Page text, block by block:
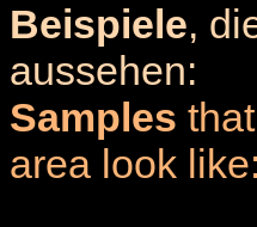
Beispiele,
aussehen:
Samples
area look like: